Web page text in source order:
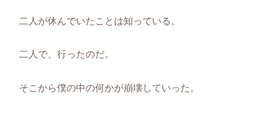
二人が休んでいたことは知っている。
二人で、行ったのだ。
そこから僕の中の何かが崩壊していった。